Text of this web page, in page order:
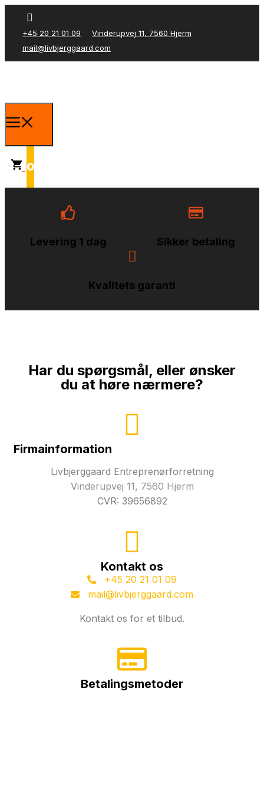
+45 20 21 01 09
Vinderupvej 11, 7560 Hjerm
mail@livbjerggaard.com
0
Levering 1 dag Sikker betaling
Kvalitets garanti
Har du spørgsmål, eller ønsker
du at høre nærmere?
Firmainformation
Livbjerggaard Entreprenørforretning
Vinderupvej 11, 7560 Hjerm
CVR: 39656892
Kontakt os
+45 20 21 01 09
mail@livbjerggaard.com
Kontakt os for et tilbud.
Betalingsmetoder